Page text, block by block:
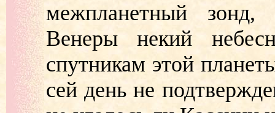
межпланетный
Венеры некий
спутникам этой
сей день не